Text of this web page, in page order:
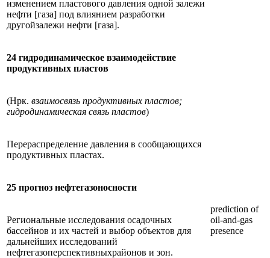
изменением пластового давления одной залежи
нефти [газа] под влиянием разработки
другойзалежи нефти [газа].
24 гидродинамическое взаимодействие
продуктивных пластов
(Нрк. взаимосвязь продуктивных пластов;
гидродинамическая связь пластов)
Перераспределение давления в сообщающихся
продуктивных пластах.
25 прогноз нефтегазоносности
prediction of
oil-and-gas
presence
Региональные исследования осадочных
бассейнов и их частей и выбор объектов для
дальнейших исследований
нефтегазоперспективныхрайонов и зон.